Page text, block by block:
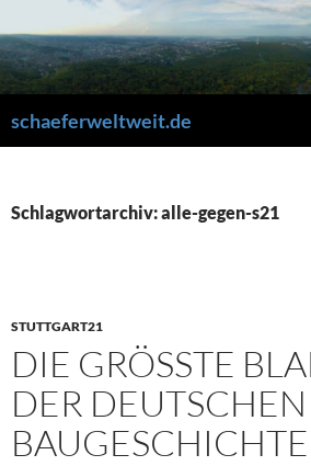
Inhalt
springen
schaeferweltweit.de
Schlagwortarchiv: alle-gegen-s21
STUTTGART21
DIE GRÖSSTE
ER DEUTSCHEN B
AUGESCHICHTE